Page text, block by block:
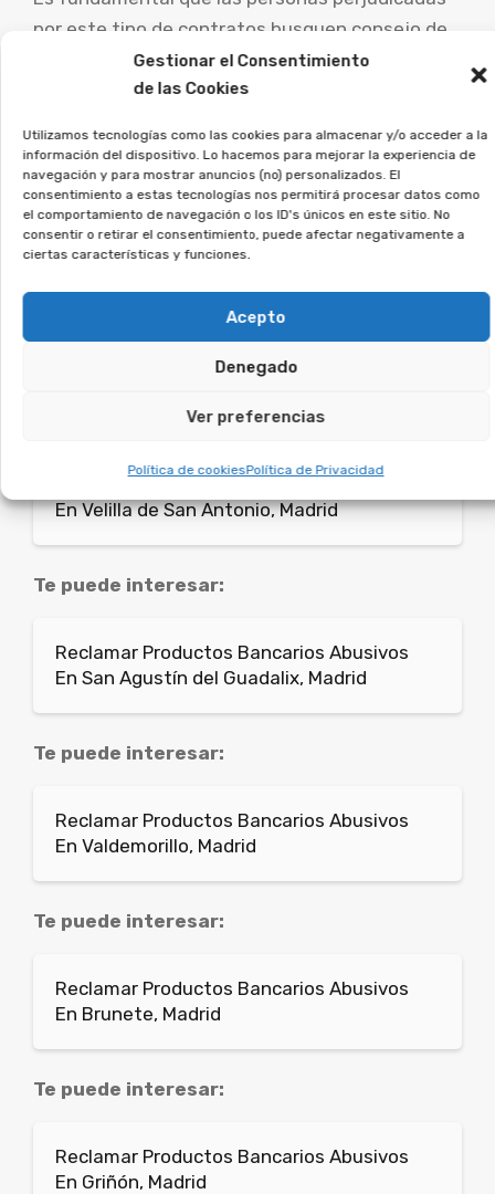
Gestionar el Consentimiento
de las Cookies
Utilizamos tecnologías como las cookies para almacenar y/o acceder a la
información del dispositivo. Lo hacemos para mejorar la experiencia de
navegación y para mostrar anuncios (no) personalizados. El
consentimiento a estas tecnologías nos permitirá procesar datos como
el comportamiento de navegación o los ID's únicos en este sitio. No
consentir o retirar el consentimiento, puede afectar negativamente a
ciertas características y funciones.
Acepto
Denegado
Ver preferencias
Política de cookiesPolítica de Privacidad
por este tipo de contratos busquen consejo de
abogados especialistas para evaluar su caso
particular y estudiar las posibilidades de
La asociación Afeban
trabajamos para los
consumidores a recuperar su
Si crees que puedes estar afectado, regístrate
sin compromiso, y veremos si puedes reclamar.
Te puede interesar:
Reclamar Productos Bancarios Abusivos
En Velilla de San Antonio, Madrid
Te puede interesar:
Reclamar Productos Bancarios Abusivos
En San Agustín del Guadalix, Madrid
Te puede interesar:
Reclamar Productos Bancarios Abusivos
En Valdemorillo, Madrid
Te puede interesar:
Reclamar Productos Bancarios Abusivos
En Brunete, Madrid
Te puede interesar:
Reclamar Productos Bancarios Abusivos
En Griñón, Madrid